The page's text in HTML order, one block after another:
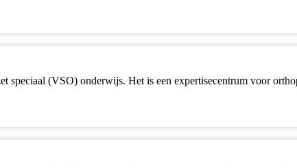
speciaal (VSO) onderwijs. Het is een expertisecentrum voor